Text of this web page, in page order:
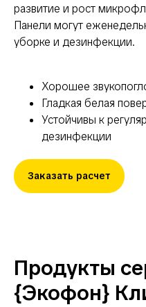
развитие и рост
Панели могут
уборке и дезинфекции.
Хорошее
Гладкая белая
Устойчивы к
дезинфекции
Заказать расчет
Продукты
{Экофон}